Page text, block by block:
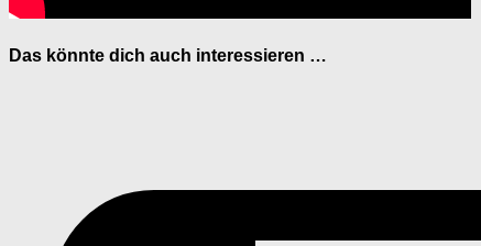
Das könnte dich auch interessieren …